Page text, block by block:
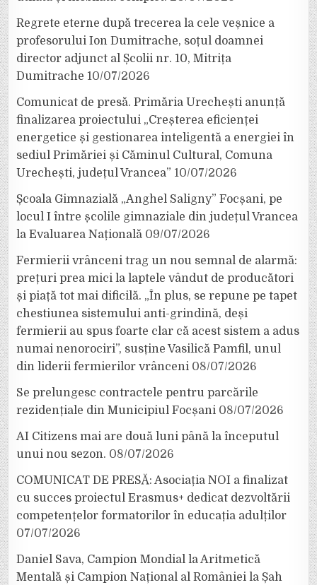
Regrete eterne după trecerea la cele veșnice a
profesorului Ion Dumitrache, soțul doamnei
director adjunct al Școlii nr. 10, Mitrița
Dumitrache 10/07/2026
Comunicat de presă. Primăria Urechești anunță
finalizarea proiectului „Creșterea eficienței
energetice și gestionarea inteligentă a energiei în
sediul Primăriei și Căminul Cultural, Comuna
Urechești, județul Vrancea” 10/07/2026
Școala Gimnazială „Anghel Saligny” Focșani, pe
locul I între școlile gimnaziale din județul Vrancea
la Evaluarea Națională 09/07/2026
Fermierii vrânceni trag un nou semnal de alarmă:
prețuri prea mici la laptele vândut de producători
și piață tot mai dificilă. „În plus, se repune pe tapet
chestiunea sistemului anti-grindină, deși
fermierii au spus foarte clar că acest sistem a adus
numai nenorociri”, susține Vasilică Pamfil, unul
din liderii fermierilor vrânceni 08/07/2026
Se prelungesc contractele pentru parcările
rezidențiale din Municipiul Focșani 08/07/2026
AI Citizens mai are două luni până la începutul
unui nou sezon. 08/07/2026
COMUNICAT DE PRESĂ: Asociația NOI a finalizat
cu succes proiectul Erasmus+ dedicat dezvoltării
competențelor formatorilor în educația adulților
07/07/2026
Daniel Sava, Campion Mondial la Aritmetică
Mentală și Campion Național al României la Șah